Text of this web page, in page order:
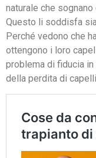
naturale che
Questo li soddisfa
Perché vedono che
ottengono i loro
problema di fiducia
della perdita di